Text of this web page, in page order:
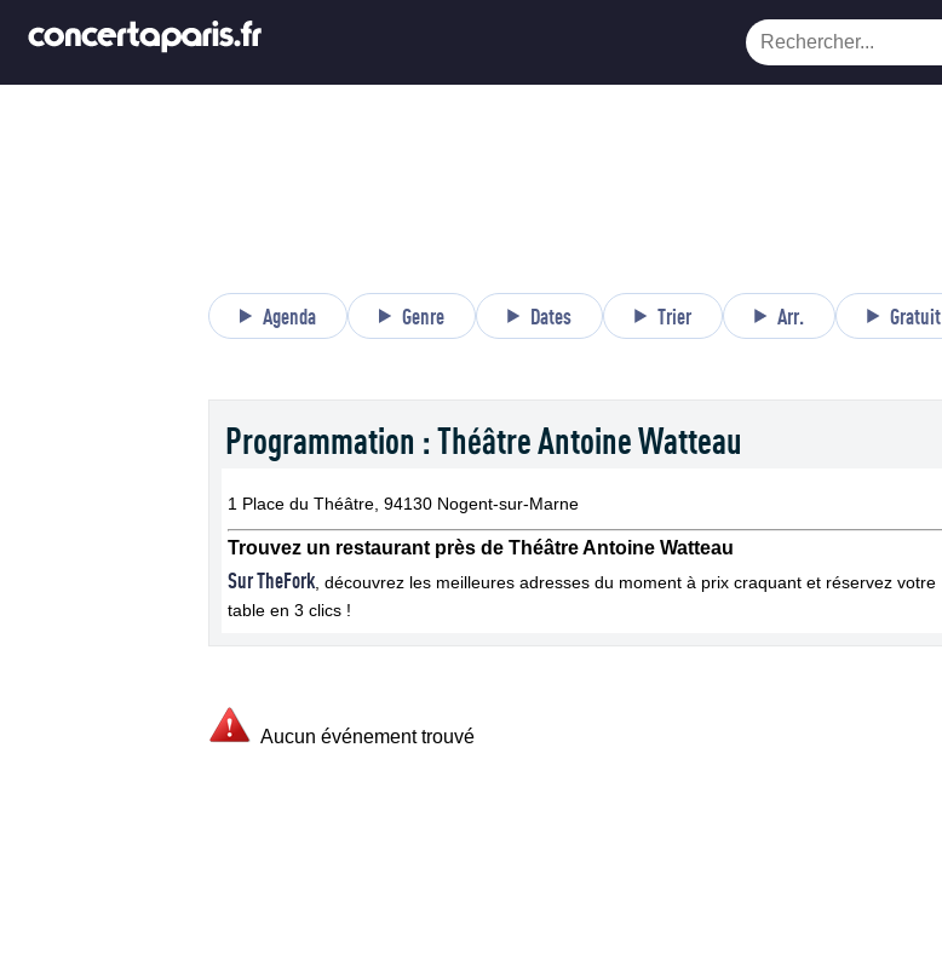
Agenda Genre Dates Trier Arr. Gratuit
Programmation : Théâtre Antoine Watteau
1 Place du Théâtre, 94130 Nogent-sur-Marne
Trouvez un restaurant près de Théâtre Antoine Watteau
Sur TheFork , découvrez les meilleures adresses du moment à prix craquant et réservez votre
table en 3 clics !
Aucun événement trouvé